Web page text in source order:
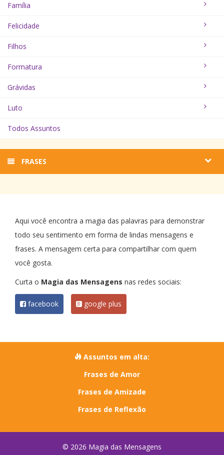
Família
Felicidade
Filhos
Formatura
Grávidas
Luto
Todos Assuntos
FRASES
Aqui você encontra a magia das palavras para demonstrar
todo seu sentimento em forma de lindas mensagens e
frases. A mensagem certa para compartilhar com quem
você gosta.
Curta o Magia das Mensagens nas redes sociais:
facebook google plus
Assuntos em alta:
Frases de Amor
Frases de Amizade
Frases de Reflexão
© 2026 Magia das Mensagens